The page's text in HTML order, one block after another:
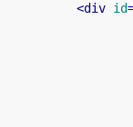
<div id